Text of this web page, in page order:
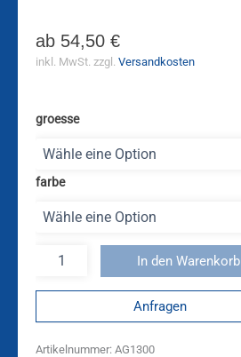
ab 54,50 €
inkl. MwSt. zzgl. Versandkosten
groesse
farbe
In den Warenkorb
Anfragen
Artikelnummer: AG1300